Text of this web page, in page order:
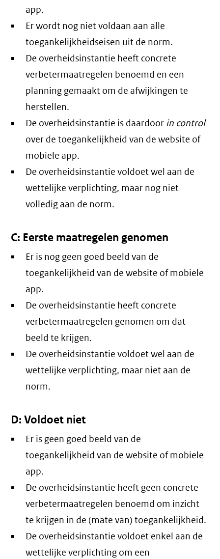
app.
Er wordt nog niet voldaan aan alle
toegankelijkheidseisen uit de norm.
De overheidsinstantie heeft concrete
verbetermaatregelen benoemd en een
planning gemaakt om de afwijkingen te
herstellen.
De overheidsinstantie is daardoor in control
over de toegankelijkheid van de website of
mobiele app.
De overheidsinstantie voldoet wel aan de
wettelijke verplichting, maar nog niet
volledig aan de norm.
C: Eerste maatregelen genomen
Er is nog geen goed beeld van de
toegankelijkheid van de website of mobiele
app.
De overheidsinstantie heeft concrete
verbetermaatregelen genomen om dat
beeld te krijgen.
De overheidsinstantie voldoet wel aan de
wettelijke verplichting, maar niet aan de
norm.
D: Voldoet niet
Er is geen goed beeld van de
toegankelijkheid van de website of mobiele
app.
De overheidsinstantie heeft geen concrete
verbetermaatregelen benoemd om inzicht
te krijgen in de (mate van) toegankelijkheid.
De overheidsinstantie voldoet enkel aan de
wettelijke verplichting om een